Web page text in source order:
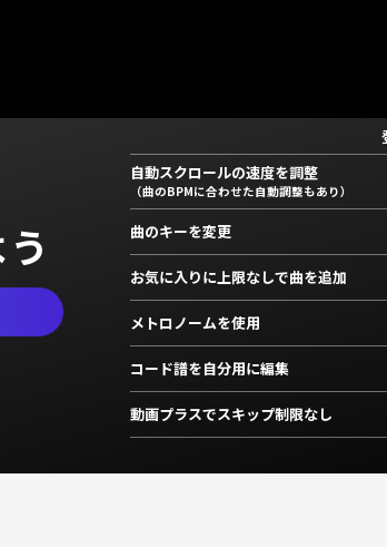
自動スクロールの速度を調整
（曲のBPMに合わせた自動調整もあり）
曲のキーを変更
お気に入りに上限なしで曲を追加
メトロノームを使用
コード譜を自分用に編集
動画プラスでスキップ制限なし